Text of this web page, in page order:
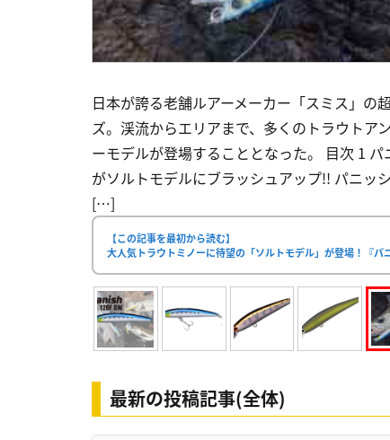
日本が誇る老舗ルアーメーカー「スミス」の
ズ。渓流からエリアまで、多くのトラウトア
ーモデルが登場することとなった。 目次 1
がソルトモデルにブラッシュアップ!! パニッ
[…]
【この記事を最初から読む】
大人気トラウトミノーに待望の「ソルトモデル」が登場！『パ
最新の投稿記事(全体)